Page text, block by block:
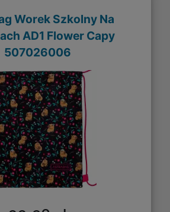
Worek Szkolny Na
AD1 Flower Capy
507026006